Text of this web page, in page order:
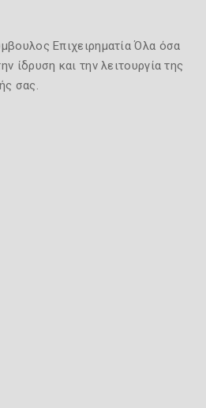
Επιχειρηματία Όλα όσα
ίδρυση και την λειτουργία της
σας.